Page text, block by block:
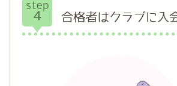
step
4 合格者はクラブに入